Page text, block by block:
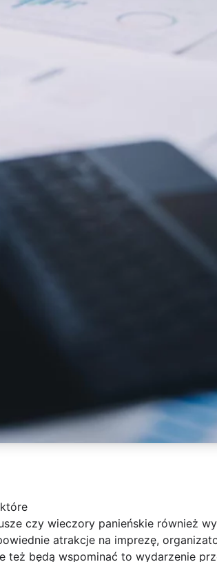
czy wieczory panieńskie również
atrakcje na imprezę,
też będą wspominać to wydarzenie